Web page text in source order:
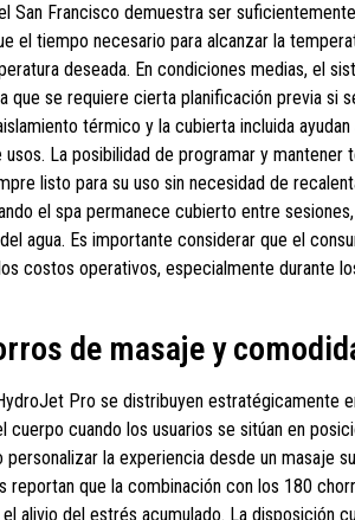
San Francisco demuestra ser
el tiempo necesario para alcanzar la
deseada. En condiciones medias, el
que se requiere cierta planificación previa si
térmico y la cubierta incluida
La posibilidad de programar y
listo para su uso sin necesidad de
el spa permanece cubierto entre
agua. Es importante considerar que el
costos operativos, especialmente durante
de masaje y
Pro se distribuyen estratégicamente
cuando los usuarios se sitúan en
la experiencia desde un masaje
reportan que la combinación con los 180
alivio del estrés acumulado. La disposición